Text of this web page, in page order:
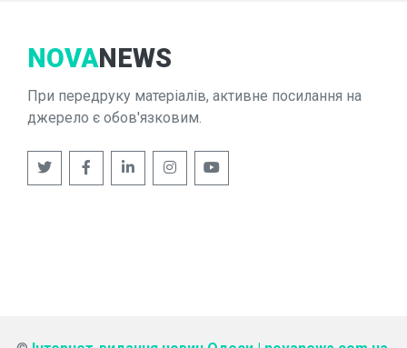
NOVANEWS
При передруку матеріалів, активне посилання на
джерело є обов'язковим.